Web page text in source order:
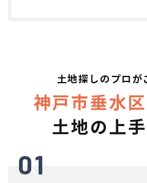
土地探しのプロが
神戸市垂水
土地の上
01